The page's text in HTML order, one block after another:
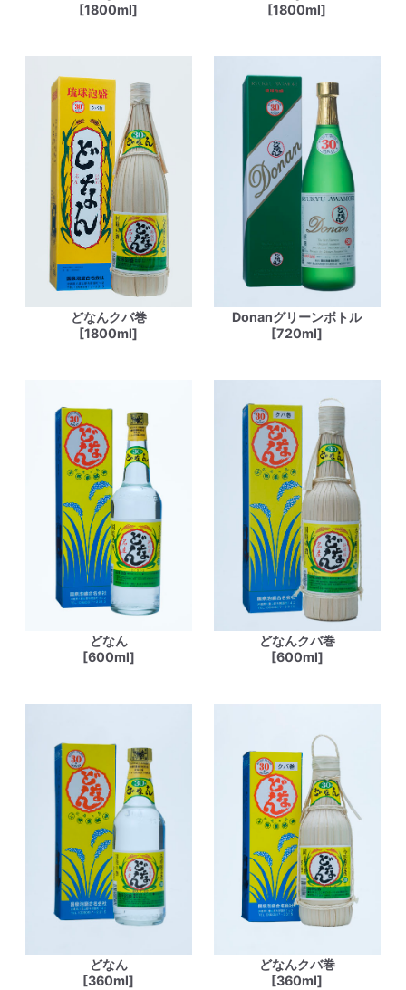
[1800ml]
[1800ml]
どなんクバ巻
[1800ml]
Donanグリーンボトル
[720ml]
どなん
[600ml]
どなんクバ巻
[600ml]
どなん
[360ml]
どなんクバ巻
[360ml]